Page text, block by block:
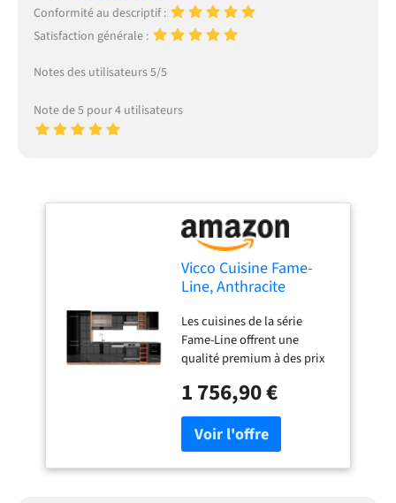
Conformité au descriptif :
Satisfaction générale :
Notes des utilisateurs 5/5
Note de 5 pour 4 utilisateurs
Vicco Cuisine Fame-
Line, Anthracite
355cm
Les cuisines de la série
Fame-Line offrent une
qualité premium à des prix
proposons également des
panneaux de lave-vaisselle
entièrement intégrés de la
marque Vicco. Avec "Fame-
Line", choisissez entre des
1 756,90 €